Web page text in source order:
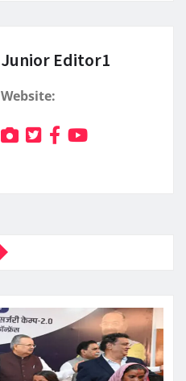
Junior Editor1
Website: